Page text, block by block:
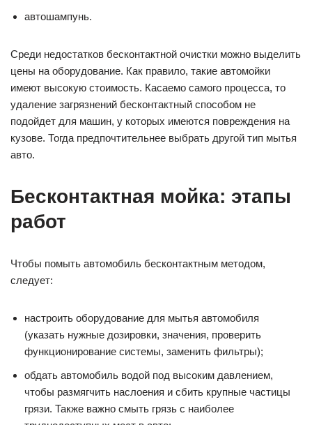
автошампунь.
Среди недостатков бесконтактной очистки можно выделить
цены на оборудование. Как правило, такие автомойки
имеют высокую стоимость. Касаемо самого процесса, то
удаление загрязнений бесконтактный способом не
подойдет для машин, у которых имеются повреждения на
кузове. Тогда предпочтительнее выбрать другой тип мытья
авто.
Бесконтактная мойка: этапы
работ
Чтобы помыть автомобиль бесконтактным методом,
следует:
настроить оборудование для мытья автомобиля
(указать нужные дозировки, значения, проверить
функционирование системы, заменить фильтры);
обдать автомобиль водой под высоким давлением,
чтобы размягчить наслоения и сбить крупные частицы
грязи. Также важно смыть грязь с наиболее